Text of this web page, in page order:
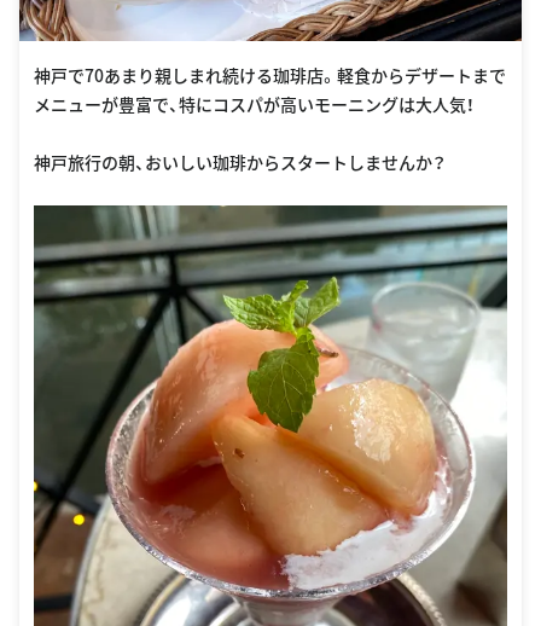
神戸で70あまり親しまれ続ける珈琲店。軽食からデザートまで
メニューが豊富で、特にコスパが高いモーニングは大人気！
神戸旅行の朝、おいしい珈琲からスタートしませんか？